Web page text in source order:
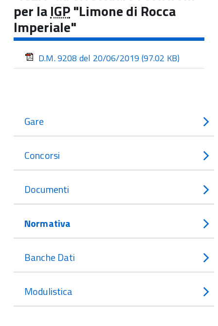
per laIGP"Limone di Rocca
Imperiale"
D.M. 9208 del 20/06/2019 (97.02 KB)
Gare
Concorsi
Documenti
Normativa
Banche Dati
Modulistica